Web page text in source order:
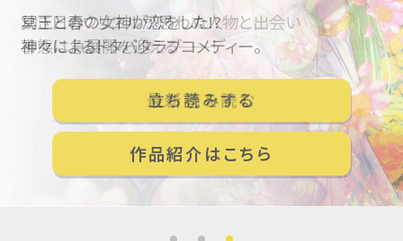
堕天使「ルシファー」は、
如何にして天から堕ちたのか──。
第1話を読む
作品紹介はこちら
冥王と春の女神が恋をした!?
神々によるドタバタラブコメディー。
立ち読みする
作品紹介はこちら
幼き日のウリエルが思わぬ人物と出会い
事態は急展開を迎える──！
最新巻を読む
作品紹介はこちら